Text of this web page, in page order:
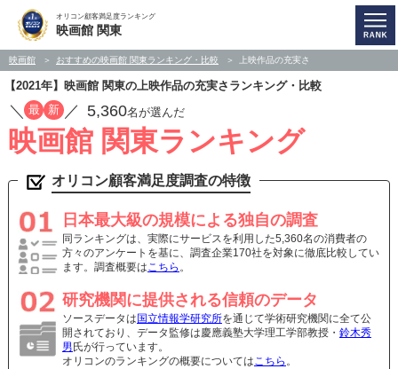
オリコン顧客満足度ランキング
映画館 関東
映画館 おすすめの映画館 関東ランキング・比較 上映作品の充実さ
【2021年】映画館 関東の上映作品の充実さランキング・比較
／ 最 新 ／ 5,360名が選んだ
映画館 関東ランキング
オリコン顧客満足度調査の特徴
日本最大級の規模による独自の調査
同ランキングは、実際にサービスを利用した5,360名の消費者の
方々のアンケートを基に、調査企業170社を対象に徹底比較してい
ます。調査概要はこちら 。
研究機関に提供される信頼のデータ
ソースデータは 国立情報学研究所を通じて学術研究機関に全て公
開されており、データ監修は慶應義塾大学理工学部教授・ 鈴木秀
男 氏が行っています。
オリコンのランキングの概要についてはこちら 。